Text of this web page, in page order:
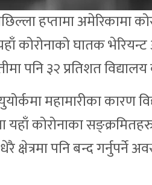
हप्तामा अमेरिकामा
कोरोनाको घातक
पनि ३२ प्रतिशत
महामारीका कारण
कोरोनाका
पनि बन्द गर्नुपर्ने